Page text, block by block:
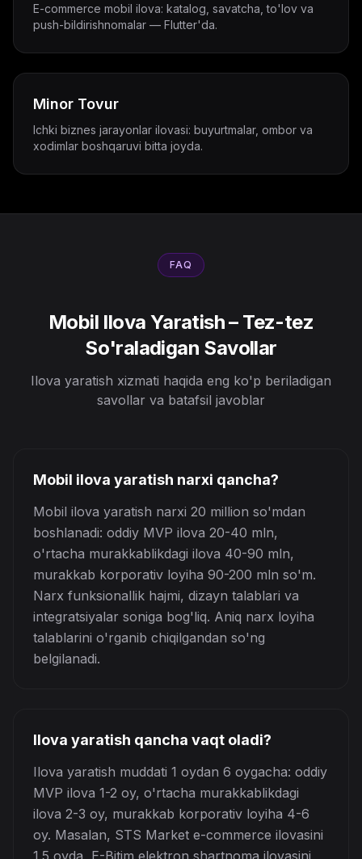
E-commerce mobil ilova: katalog, savatcha, to'lov va
push-bildirishnomalar — Flutter'da.
Minor Tovur
Ichki biznes jarayonlar ilovasi: buyurtmalar, ombor va
xodimlar boshqaruvi bitta joyda.
FAQ
Mobil Ilova Yaratish – Tez-tez
So'raladigan Savollar
Ilova yaratish xizmati haqida eng ko'p beriladigan
savollar va batafsil javoblar
Mobil ilova yaratish narxi qancha?
Mobil ilova yaratish narxi 20 million so'mdan
boshlanadi: oddiy MVP ilova 20-40 mln,
o'rtacha murakkablikdagi ilova 40-90 mln,
murakkab korporativ loyiha 90-200 mln so'm.
Narx funksionallik hajmi, dizayn talablari va
integratsiyalar soniga bog'liq. Aniq narx loyiha
talablarini o'rganib chiqilgandan so'ng
belgilanadi.
Ilova yaratish qancha vaqt oladi?
Ilova yaratish muddati 1 oydan 6 oygacha: oddiy
MVP ilova 1-2 oy, o'rtacha murakkablikdagi
ilova 2-3 oy, murakkab korporativ loyiha 4-6
oy. Masalan, STS Market e-commerce ilovasini
1.5 oyda, E-Bitim elektron shartnoma ilovasini